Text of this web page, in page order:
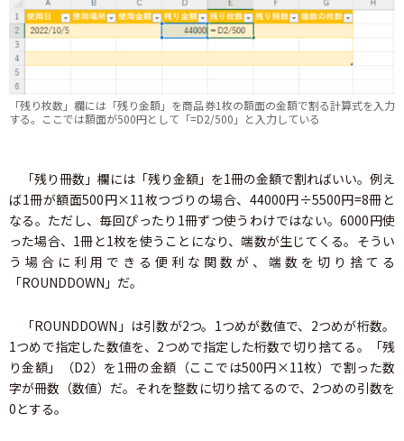
「残り枚数」欄には「残り金額」を商品券1枚の額面の金額で割る計算式を入力
する。ここでは額面が500円として「=D2/500」と入力している
「残り冊数」欄には「残り金額」を1冊の金額で割ればいい。例え
ば1冊が額面500円×11枚つづりの場合、44000円÷5500円=8冊と
なる。ただし、毎回ぴったり1冊ずつ使うわけではない。6000円使
った場合、1冊と1枚を使うことになり、端数が生じてくる。そうい
う場合に利用できる便利な関数が、端数を切り捨てる
「ROUNDDOWN」だ。
「ROUNDDOWN」は引数が2つ。1つめが数値で、2つめが桁数。
1つめで指定した数値を、2つめで指定した桁数で切り捨てる。「残
り金額」（D2）を1冊の金額（ここでは500円×11枚）で割った数
字が冊数（数値）だ。それを整数に切り捨てるので、2つめの引数を
0とする。